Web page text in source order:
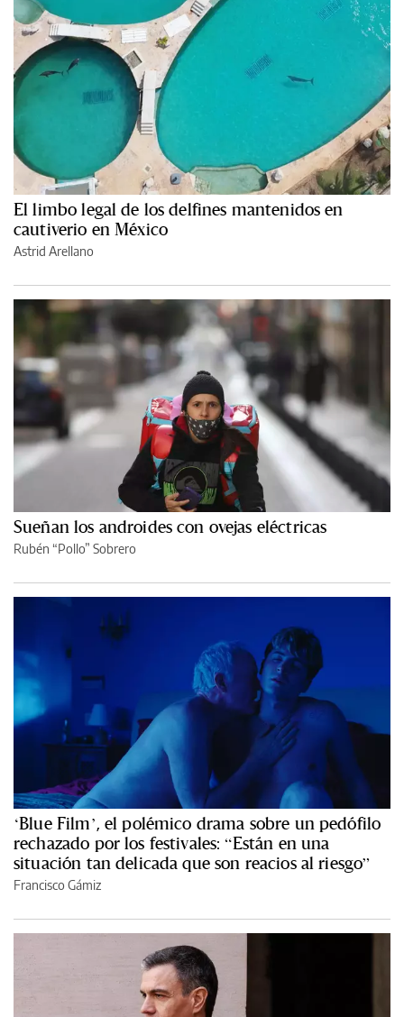
El limbo legal de los delfines mantenidos en
cautiverio en México
Astrid Arellano
Sueñan los androides con ovejas eléctricas
Rubén “Pollo” Sobrero
‘Blue Film’, el polémico drama sobre un pedófilo
rechazado por los festivales: “Están en una
situación tan delicada que son reacios al riesgo”
Francisco Gámiz